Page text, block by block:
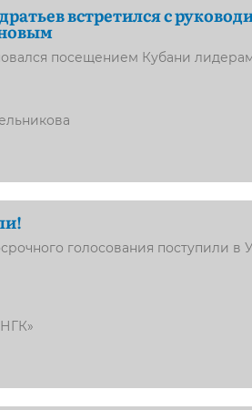
встретился с
посещением Кубани
голосования поступили в